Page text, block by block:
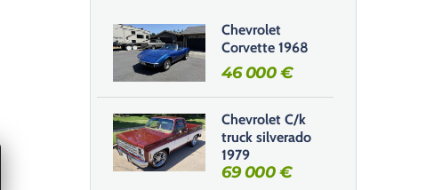
Chevrolet
Corvette 1968
46 000€
Chevrolet C/k
truck silverado
1979
69 000€